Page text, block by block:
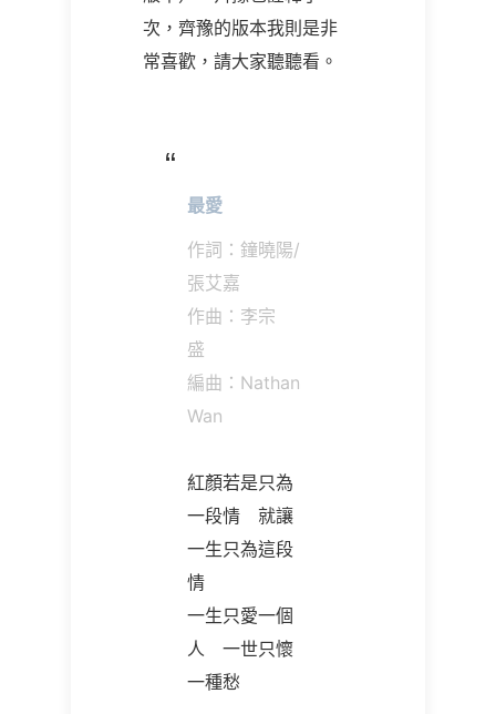
次，齊豫的版本我則是非
常喜歡，請大家聽聽看。
最愛
作詞：鐘曉陽/
張艾嘉
作曲：李宗
盛
編曲：Nathan
Wan
紅顏若是只為
一段情 就讓
一生只為這段
情
一生只愛一個
人 一世只懷
一種愁